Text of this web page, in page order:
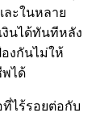
ะในหลาย
นได้ทันทีหลัง
งกันไม่ให้
พได้
ไร้รอยต่อกับ